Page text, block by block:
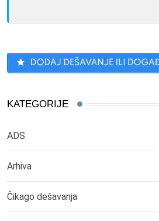
KATEGORIJE
ADS
Arhiva
Čikago dešavanja